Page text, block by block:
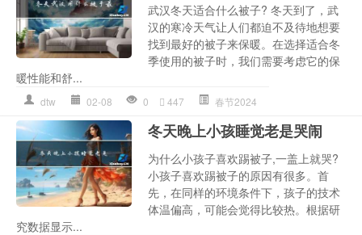
武汉冬天适合什么被子? 冬天到了，武
汉的寒冷天气让人们都迫不及待地想要
找到最好的被子来保暖。在选择适合冬
季使用的被子时，我们需要考虑它的保
暖性能和舒...
dtw 02-08 0 447 春节2024
冬天晚上小孩睡觉老是哭闹
为什么小孩子喜欢踢被子,一盖上就哭?
小孩子喜欢踢被子的原因有很多。首
先，在同样的环境条件下，孩子的技术
体温偏高，可能会觉得比较热。根据研
究数据显示...